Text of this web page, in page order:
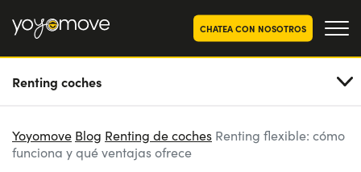
CHATEA CON NOSOTROS
OFERTAS RENTING COCHES
Autónomos y Empresas
OFERTAS RENTING
SEGUNDA MANO
Renting coches
Yoyomove Blog Renting de coches Renting flexible: cómo
funciona y qué ventajas ofrece